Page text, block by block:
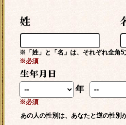
※「姓」と「名」は、それぞれ全角5
※必須
年
※必須
あの人の性別は、あなたと逆の性別